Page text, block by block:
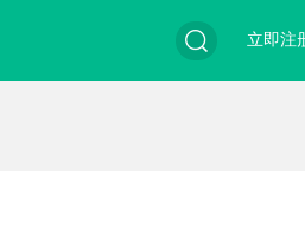
立即注